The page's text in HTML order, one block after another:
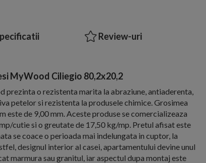
Review-uri
MyWood Ciliegio 80,2x20,2
o rezistenta marita la abraziune, antiaderenta,
petelor si rezistenta la produsele chimice. Grosimea
este de 9,00 mm. Aceste produse se comercializeaza
cutie si o greutate de 17,50 kg/mp. Pretul afisat este
se coace o perioada mai indelungata in cuptor, la
designul interior al casei, apartamentului devine unul
marmura sau granitul, iar aspectul dupa montaj este